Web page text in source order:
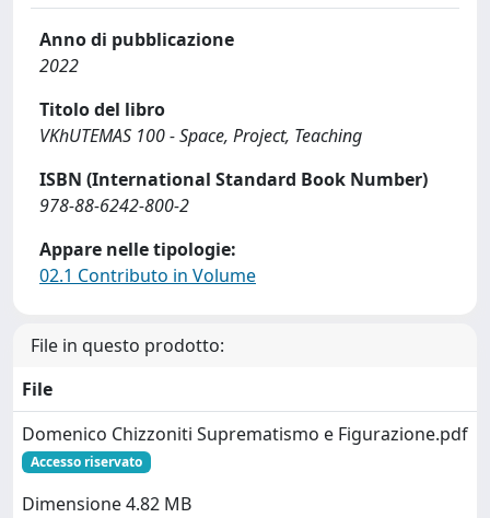
Anno di pubblicazione
2022
Titolo del libro
VKhUTEMAS 100 - Space, Project, Teaching
ISBN (International Standard Book Number)
978-88-6242-800-2
Appare nelle tipologie:
02.1 Contributo in Volume
File in questo prodotto:
File
Domenico Chizzoniti Suprematismo e Figurazione.pdf
Accesso riservato
Dimensione 4.82 MB